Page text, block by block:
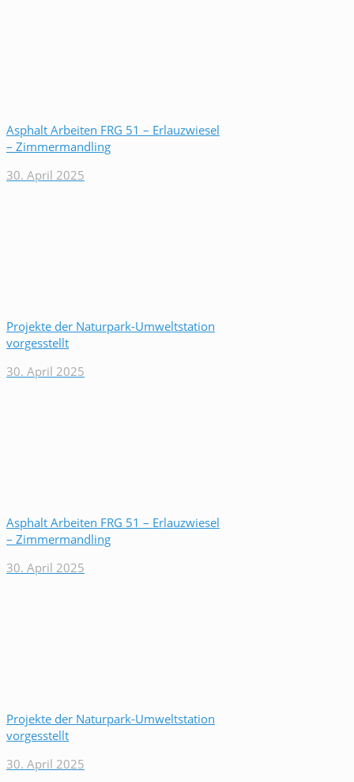
Asphalt Arbeiten FRG 51 – Erlauzwiesel
– Zimmermandling
30. April 2025
Projekte der Naturpark-Umweltstation
vorgesstellt
30. April 2025
Asphalt Arbeiten FRG 51 – Erlauzwiesel
– Zimmermandling
30. April 2025
Projekte der Naturpark-Umweltstation
vorgesstellt
30. April 2025